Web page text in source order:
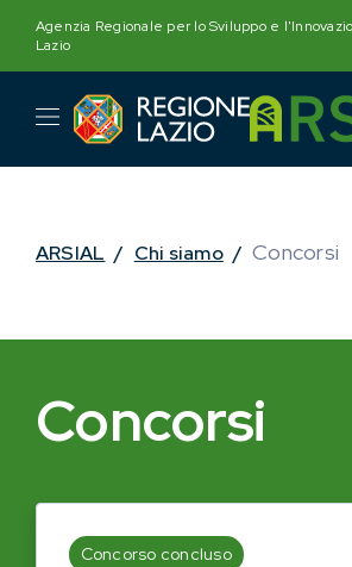
content
Agenzia Regionale per lo Sviluppo e
Lazio
ARSIAL / Chi siamo / Concorsi
Concorsi
Concorso concluso